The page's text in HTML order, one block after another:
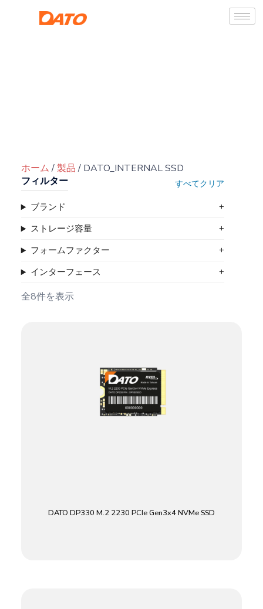
ホーム/製品/ DATO_INTERNAL SSD
フィルター
すべてクリア
ブランド
ストレージ容量
フォームファクター
インターフェース
全8件を表示
DATO DP330 M.2 2230 PCIe Gen3x4 NVMe SSD